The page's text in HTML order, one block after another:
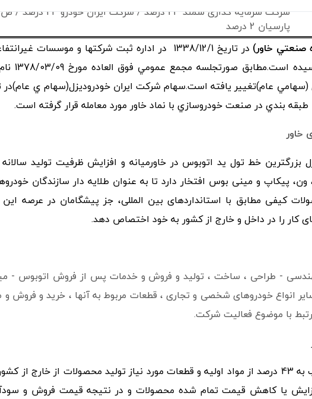
شرکت سرمایه گذاری
پارسیان 2 درصد
صنعتي خاور)
در تاريخ 1338/12/1 در اداره ثبت شرکتها و
1339
طبقه بندي در صنعت خودروسازي با نماد خاور مورد معامله قرار گرفته است.
خاور
بزرگترین خط تول ید اتوبوس در خاورمیانه و افزایش ظرفیت تولید
ون، پیکاپ و مینی بوس افتخار دارد تا به عنوان طلایه دار سازندگان
کیفی مطابق با استانداردهای بین المللی، جز پیشگامان در عرصه
کار را در داخل و خارج از کشور به خود اختصاص دهد.
- طراحی ، ساخت ، تولید و فروش و خدمات پس از فروش اتوبوس -
انواع خودروهای شخصی و تجاری ، قطعات مربوط به آنها ، خرید و فروش و
با موضوع فعالیت شرکت.
با توجه به این که قریب به 43 درصد از ﻣﻮاد اوﻟﻴﻪ و ﻗﻄﻌﺎت ﻣﻮرد ﻧﻴﺎز ﺗﻮﻟﻴﺪ ﻣﺤﺼﻮﻻت از
ﻳﺎ ﻛﺎﻫﺶ ﻗﻴﻤﺖ ﺗﻤﺎم ﺷﺪه ﻣﺤﺼﻮﻻت و در ﻧﺘﻴﺠﻪ ﻗﻴﻤﺖ ﻓﺮوش و